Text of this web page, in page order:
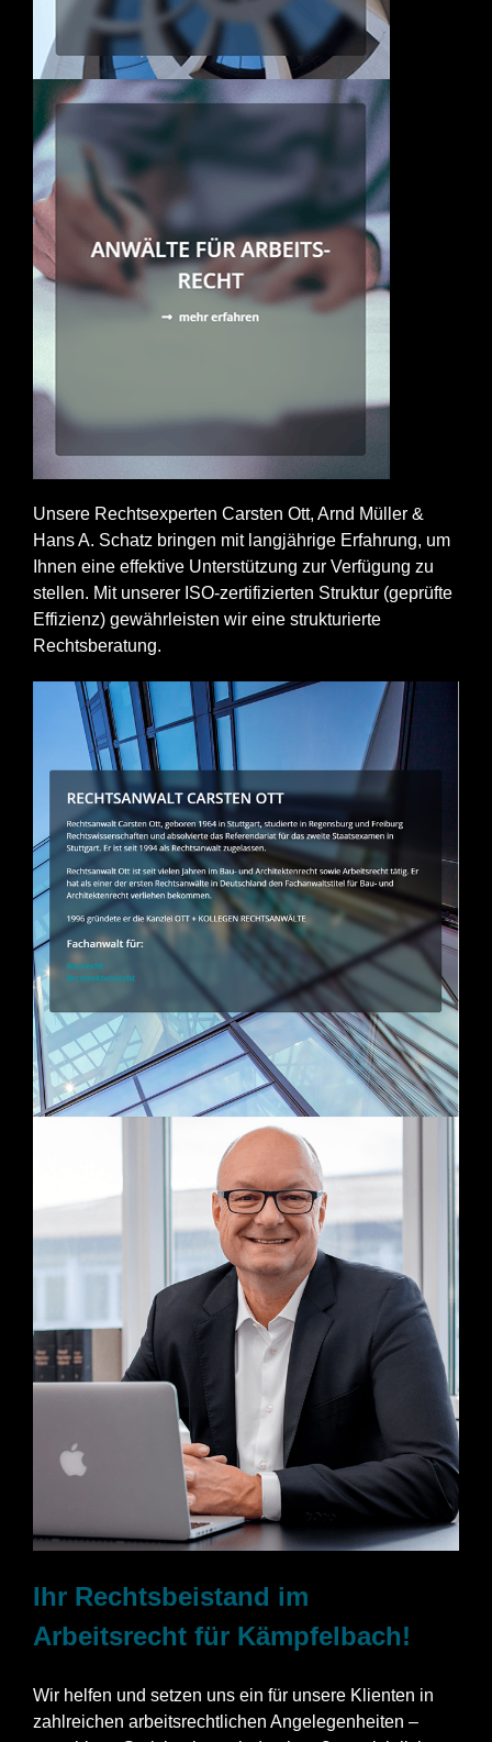
Unsere Rechtsexperten Carsten Ott, Arnd Müller &
Hans A. Schatz bringen mit langjährige Erfahrung, um
Ihnen eine effektive Unterstützung zur Verfügung zu
stellen. Mit unserer ISO-zertifizierten Struktur (geprüfte
Effizienz) gewährleisten wir eine strukturierte
Rechtsberatung.
Ihr Rechtsbeistand im
Arbeitsrecht für Kämpfelbach!
Wir helfen und setzen uns ein für unsere Klienten in
zahlreichen arbeitsrechtlichen Angelegenheiten –